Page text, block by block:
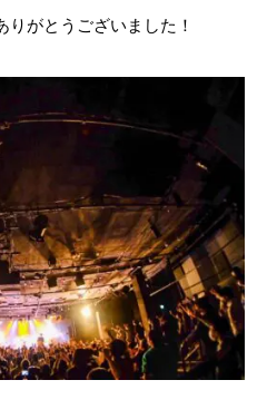
がとうございました！